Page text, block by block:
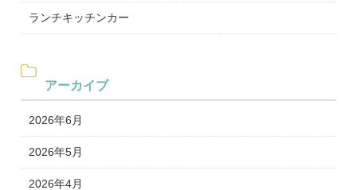
ランチキッチンカー
アーカイブ
2026年6月
2026年5月
2026年4月